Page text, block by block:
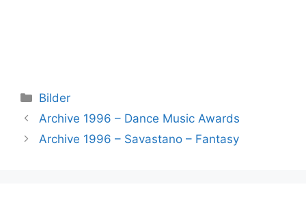
Kategorier
Bilder
Archive 1996 – Dance Music Awards
Archive 1996 – Savastano – Fantasy